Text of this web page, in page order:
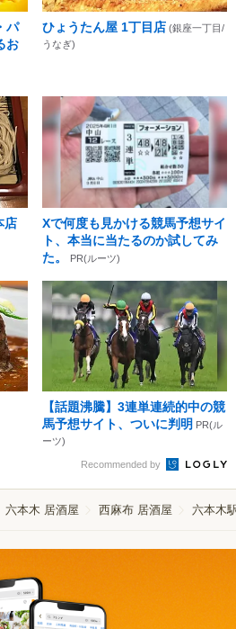
パ
お
ひょうたん屋 1丁目店 (銀座一丁目/
うなぎ)
店
Xで何度も見かける競馬予想サイ
ト、本当に当たるのか試してみ
た。
PR(ルーツ)
【話題沸騰】3連単連続的中の競
馬予想サイト、ついに判明 PR(ル
ーツ)
Recommended by
六本木 居酒屋 西麻布 居酒屋 六本木